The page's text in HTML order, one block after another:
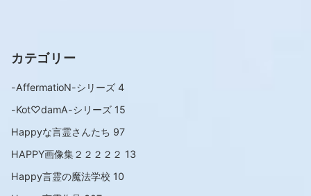
カテゴリー
-AffermatioN-シリーズ 4
-Kot♡damA-シリーズ 15
Happyな言霊さんたち 97
HAPPY画像集２２２２２ 13
Happy言霊の魔法学校 10